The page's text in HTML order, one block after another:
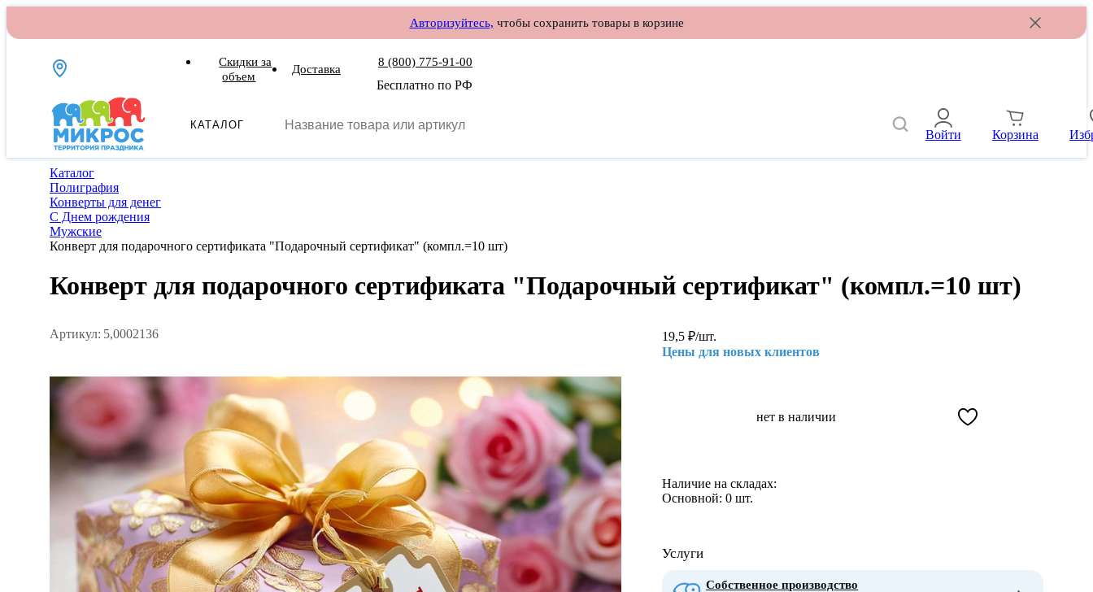
Авторизуйтесь, чтобы сохранить товары в корзине
Скидки за
объем
Доставка
8 (800) 775-91-00
Бесплатно по РФ
КАТАЛОГ
Войти Корзина
Каталог
Полиграфия
Конверты для денег
С Днем рождения
Мужские
Конверт для подарочного сертификата "Подарочный сертификат" (компл.=10 шт)
Конверт для подарочного сертификата "Подарочный сертификат" (компл.=10 шт)
Артикул: 5,0002136 19,5₽/шт.
Цены для новых клиентов
нет в наличии
Наличие на складах:
Основной:0 шт.
Услуги
Собственное производство